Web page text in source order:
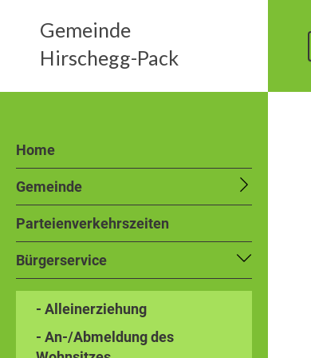
Gemeinde
Hirschegg-Pack
Home
Gemeinde
Parteienverkehrszeiten
Bürgerservice
- Alleinerziehung
- An-/Abmeldung des